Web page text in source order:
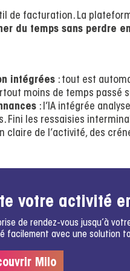
de facturation. La
du temps sans perdre
intégrées : tout est
moins de temps passé
: l’IA intégrée
Fini les ressaisies
claire de l’activité, des
votre activité
de rendez-vous jusqu’à
facilement avec une solution
Milo